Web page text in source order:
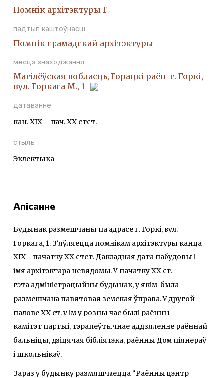
Помнiк архiтэктуры Г
падтып каштоўнасці
Помнiк грамадскай архiтэктуры
месца знаходжання
Магілёўская вобласць, Горацкі раён, г. Горкі,
вул. Горкага М., 1
датаванне
кан. ХІХ – пач. ХХ стст.
стыль
Эклектыка
Апісанне
Будынак размешчаны па адрасе г. Горкі, вул.
Горкага, 1. З’яўляецца помнікам архітэктуры канца
XIX - пачатку XX стст. Дакладная дата пабудовы і
імя архітэктара невядомы. У пачатку XX ст.
гэта адміністрацыйны будынак, у якім была
размешчана павятовая земская ўправа. У другой
палове XX ст. у ім у розны час былі раённы
камітэт партыі, тэрапеўтычнае аддзяленне раённай
бальніцы, дзіцячая бібліятэка, раённы Дом піянераў
і школьнікаў.
Зараз у будынку размяшчаецца “Раённы цэнтр